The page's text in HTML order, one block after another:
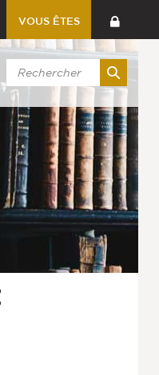
VOUS ÊTES